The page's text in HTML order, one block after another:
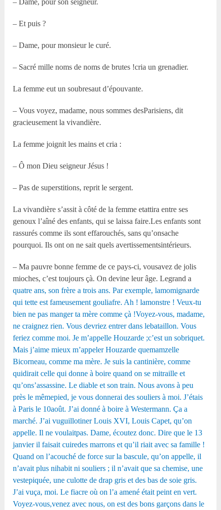
– Dame, pour son seigneur.
– Et puis ?
– Dame, pour monsieur le curé.
– Sacré mille noms de noms de brutes !cria un grenadier.
La femme eut un soubresaut d’épouvante.
– Vous voyez, madame, nous sommes desParisiens, dit
gracieusement la vivandière.
La femme joignit les mains et cria :
– Ô mon Dieu seigneur Jésus !
– Pas de superstitions, reprit le sergent.
La vivandière s’assit à côté de la femme etattira entre ses
genoux l’aîné des enfants, qui se laissa faire.Les enfants sont
rassurés comme ils sont effarouchés, sans qu’onsache
pourquoi. Ils ont on ne sait quels avertissementsintérieurs.
– Ma pauvre bonne femme de ce pays-ci, vousavez de jolis
mioches, c’est toujours çà. On devine leur âge. Legrand a
quatre ans, son frère a trois ans. Par exemple, lamomignarde
qui tette est fameusement gouliafre. Ah ! lamonstre ! Veux-tu
bien ne pas manger ta mère comme çà !Voyez-vous, madame,
ne craignez rien. Vous devriez entrer dans lebataillon. Vous
feriez comme moi. Je m’appelle Houzarde ;c’est un sobriquet.
Mais j’aime mieux m’appeler Houzarde quemamzelle
Bicorneau, comme ma mère. Je suis la cantinière, comme
quidirait celle qui donne à boire quand on se mitraille et
qu’ons’assassine. Le diable et son train. Nous avons à peu
près le mêmepied, je vous donnerai des souliers à moi. J’étais
à Paris le 10août. J’ai donné à boire à Westermann. Ça a
marché. J’ai vuguillotiner Louis XVI, Louis Capet, qu’on
appelle. Il ne voulaitpas. Dame, écoutez donc. Dire que le 13
janvier il faisait cuiredes marrons et qu’il riait avec sa famille !
Quand on l’acouché de force sur la bascule, qu’on appelle, il
n’avait plus nihabit ni souliers ; il n’avait que sa chemise, une
vestepiquée, une culotte de drap gris et des bas de soie gris.
J’ai vuça, moi. Le fiacre où on l’a amené était peint en vert.
Voyez-vous,venez avec nous, on est des bons garçons dans le